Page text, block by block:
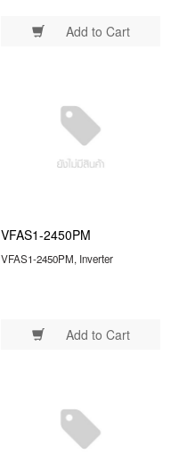
Add to Cart
VFAS1-2450PM
VFAS1-2450PM, Inverter
Add to Cart